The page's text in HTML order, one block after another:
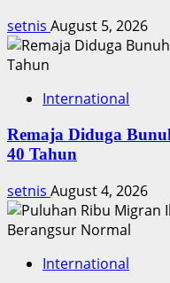
setnis August 5, 2026
International
Remaja Diduga
40 Tahun
setnis August 4, 2026
International